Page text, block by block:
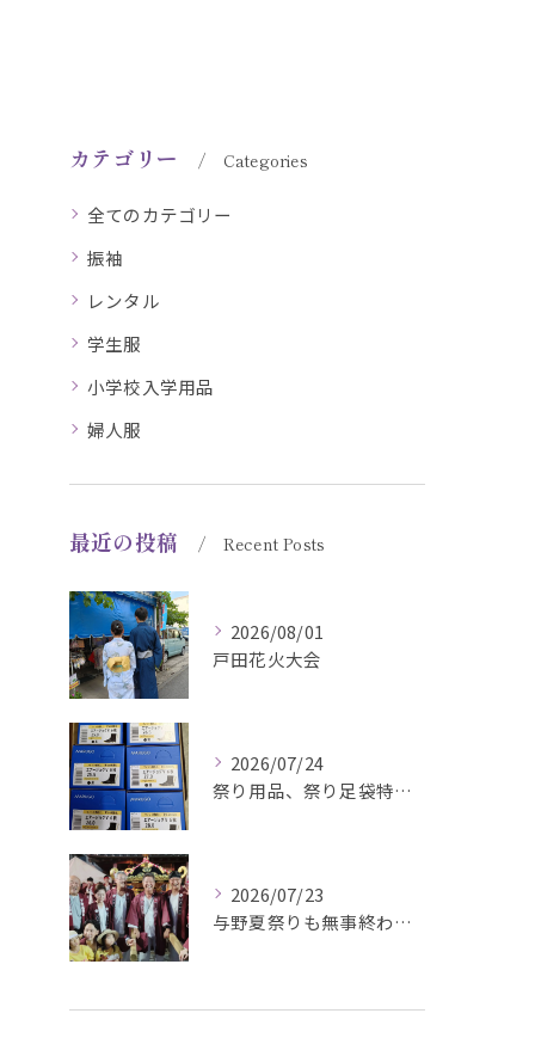
カテゴリー Categories
全てのカテゴリー
振袖
レンタル
学生服
小学校入学用品
婦人服
最近の投稿 Recent Posts
2026/08/01
戸田花火大会
2026/07/24
祭り用品、祭り足袋特価販売中
2026/07/23
与野夏祭りも無事終わりました#さいたま市#下町祭事委員長#祭...